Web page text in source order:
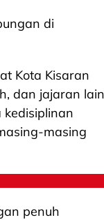
di
Kota Kisaran
dan jajaran lain
masing
penuh